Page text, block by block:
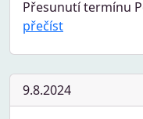
Přesunutí termínu
přečíst
9.8.2024